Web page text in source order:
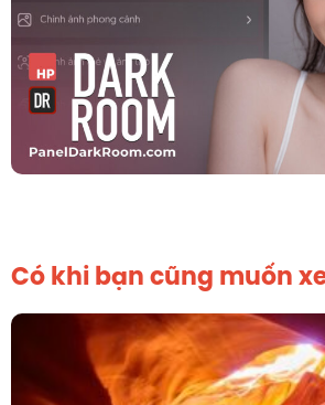
Có khi bạn cũng muốn